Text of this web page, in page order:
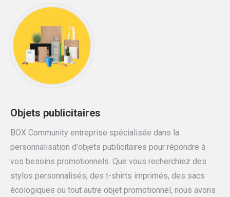
Objets publicitaires
BOX Community entreprise spécialisée dans la
personnalisation d'objets publicitaires pour répondre à
vos besoins promotionnels. Que vous recherchiez des
stylos personnalisés, des t-shirts imprimés, des sacs
écologiques ou tout autre objet promotionnel, nous avons